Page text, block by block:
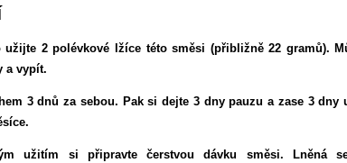
užijte 2 polévkové lžíce této směsi (přibližně 22 gramů).
a vypít.
3 dnů za sebou. Pak si dejte 3 dny pauzu a zase 3
užitím si připravte čerstvou dávku směsi. Lněná